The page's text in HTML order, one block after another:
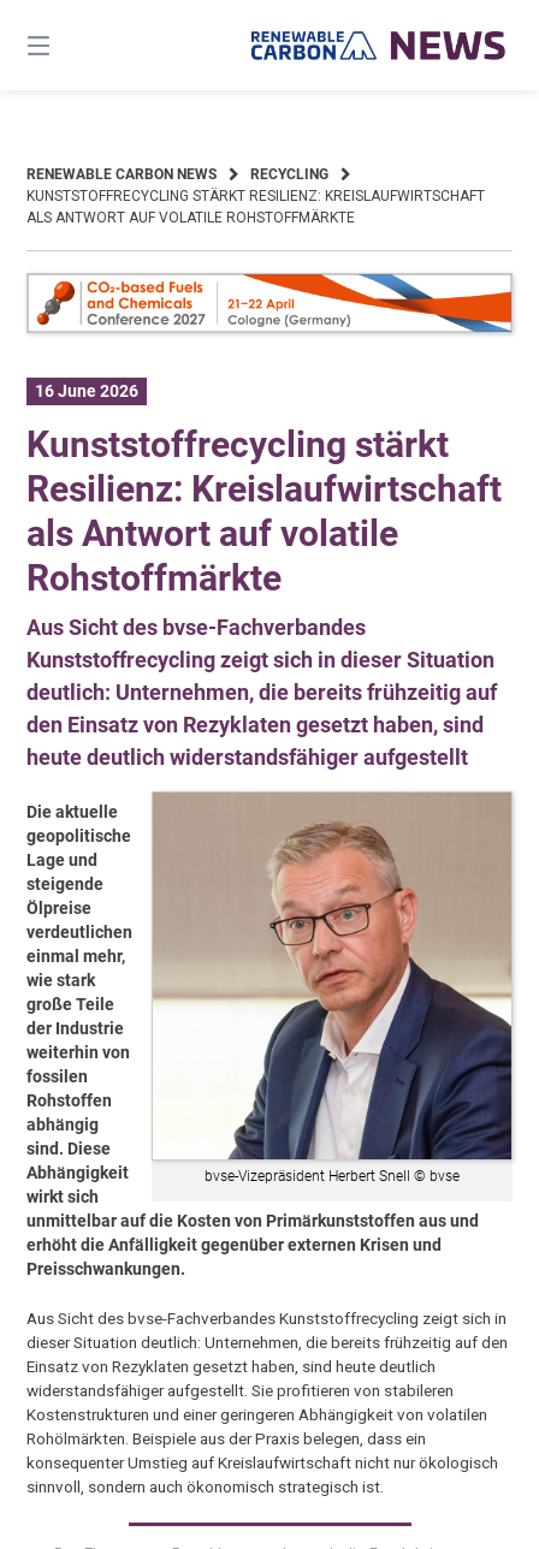
content
RENEWABLE CARBON NEWS
RECYCLING
KUNSTSTOFFRECYCLING STÄRKT RESILIENZ: KREISLAUFWIRTSCHAFT
ALS ANTWORT AUF VOLATILE ROHSTOFFMÄRKTE
16 June 2026
Kunststoffrecycling stärkt
Resilienz: Kreislaufwirtschaft
als Antwort auf volatile
Rohstoffmärkte
Aus Sicht des bvse-Fachverbandes
Kunststoffrecycling zeigt sich in dieser Situation
deutlich: Unternehmen, die bereits frühzeitig auf
den Einsatz von Rezyklaten gesetzt haben, sind
heute deutlich widerstandsfähiger aufgestellt
bvse-Vizepräsident Herbert Snell © bvse
Die aktuelle
geopolitische
Lage und
steigende
Ölpreise
verdeutlichen
einmal mehr,
wie stark
große Teile
der Industrie
weiterhin von
fossilen
Rohstoffen
abhängig
sind. Diese
Abhängigkeit
wirkt sich
unmittelbar auf die Kosten von Primärkunststoffen aus und
erhöht die Anfälligkeit gegenüber externen Krisen und
Preisschwankungen.
Aus Sicht des bvse-Fachverbandes Kunststoffrecycling zeigt sich in
dieser Situation deutlich: Unternehmen, die bereits frühzeitig auf den
Einsatz von Rezyklaten gesetzt haben, sind heute deutlich
widerstandsfähiger aufgestellt. Sie profitieren von stabileren
Kostenstrukturen und einer geringeren Abhängigkeit von volatilen
Rohölmärkten. Beispiele aus der Praxis belegen, dass ein
konsequenter Umstieg auf Kreislaufwirtschaft nicht nur ökologisch
sinnvoll, sondern auch ökonomisch strategisch ist.